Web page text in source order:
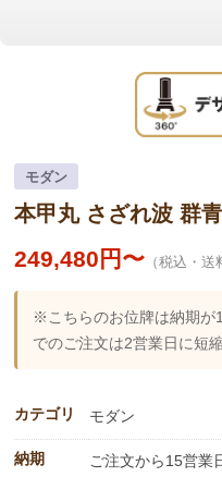
モダン
本甲丸 さざれ波 群青
249,480円〜（税込・送
※こちらのお位牌は納期が
でのご注文は2営業日に短
カテゴリ モダン
納期 ご注文から15営業